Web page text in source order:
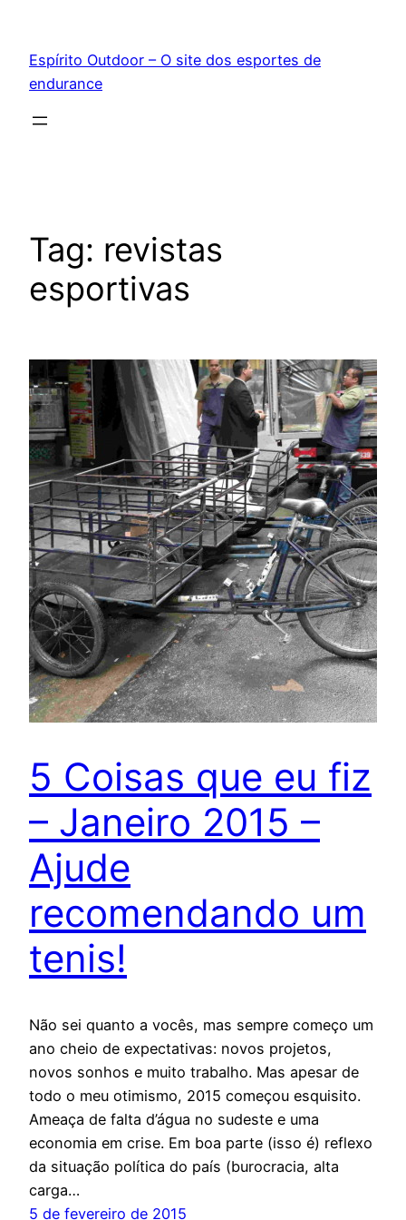
conteúdo
Espírito Outdoor – O site dos esportes de
endurance
Tag: revistas
esportivas
5 Coisas que eu fiz
– Janeiro 2015 –
Ajude
recomendando um
tenis!
Não sei quanto a vocês, mas sempre começo um
ano cheio de expectativas: novos projetos,
novos sonhos e muito trabalho. Mas apesar de
todo o meu otimismo, 2015 começou esquisito.
Ameaça de falta d’água no sudeste e uma
economia em crise. Em boa parte (isso é) reflexo
da situação política do país (burocracia, alta
carga…
5 de fevereiro de 2015